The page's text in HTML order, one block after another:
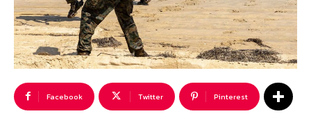
Facebook Twitter Pinterest